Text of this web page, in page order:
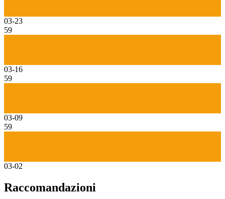
03-23
59
03-16
59
03-09
59
03-02
Raccomandazioni